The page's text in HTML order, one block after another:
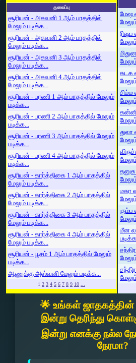
தலைப்பு
சூரியன் - அசுவனி 1 ஆம் பாதத்தில்
மேலும் படிக்க...
சூரியன் - அசுவனி 2 ஆம் பாதத்தில்
மேலும் படிக்க...
சூரியன் - அசுவனி 3 ஆம் பாதத்தில்
மேலும் படிக்க...
சூரியன் - அசுவனி 4 ஆம் பாதத்தில்
மேலும் படிக்க...
சூரியன் - பரணி 1 ஆம் பாதத்தில் மேலும்
படிக்க...
சூரியன் - பரணி 2 ஆம் பாதத்தில் மேலும்
படிக்க...
சூரியன் - பரணி 3 ஆம் பாதத்தில் மேலும்
படிக்க...
சூரியன் - பரணி 4 ஆம் பாதத்தில் மேலும்
படிக்க...
சூரியன் - கார்த்திகை 1 ஆம் பாதத்தில்
மேலும் படிக்க...
சூரியன் - கார்த்திகை 2 ஆம் பாதத்தில்
மேலும் படிக்க...
சூரியன் - கார்த்திகை 3 ஆம் பாதத்தில்
மேலும் படிக்க...
சூரியன் - கார்த்திகை 4 ஆம் பாதத்தில்
மேலும் படிக்க...
சூரியன் - பூசம் 1 ஆம் பாதத்தில் மேலும்
படிக்க...
ஆணுக்கு அஸ்வனி மேலும் படிக்க...
1 2 3 4 5 6 7 8 9 10 ...
மேஷ
ரிஷப
கடக
சிம்ம
துலா
மகர
கும்ப
மீன
🌟 உங்கள் ஜாதகத்தின்
இன்று தெரிந்து
இன்று எனக்கு நல்ல
நேரமா?